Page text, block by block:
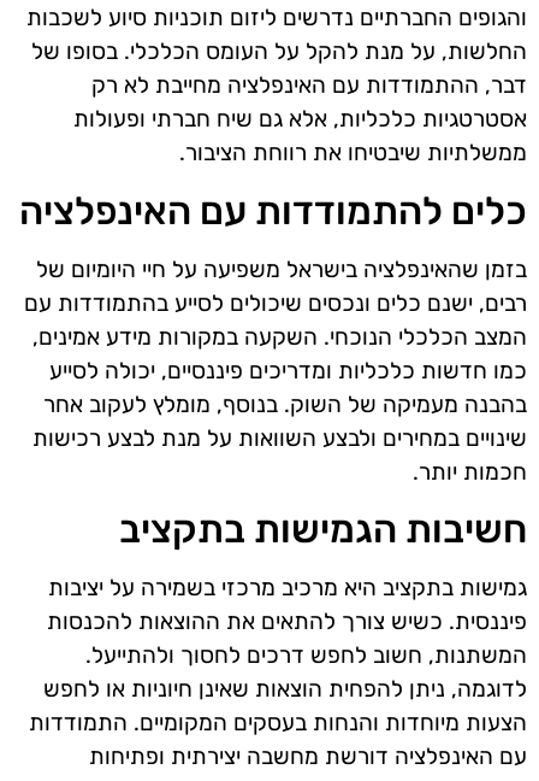
והגופים החברתיים נדרשים ליזום תוכניות סיוע לשכבות
החלשות, על מנת להקל על העומס הכלכלי. בסופו של
דבר, ההתמודדות עם האינפלציה מחייבת לא רק
אסטרטגיות כלכליות, אלא גם שיח חברתי ופעולות
ממשלתיות שיבטיחו את רווחת הציבור.
כלים להתמודדות עם האינפלציה
בזמן שהאינפלציה בישראל משפיעה על חיי היומיום של
רבים, ישנם כלים ונכסים שיכולים לסייע בהתמודדות עם
המצב הכלכלי הנוכחי. השקעה במקורות מידע אמינים,
כמו חדשות כלכליות ומדריכים פיננסיים, יכולה לסייע
בהבנה מעמיקה של השוק. בנוסף, מומלץ לעקוב אחר
שינויים במחירים ולבצע השוואות על מנת לבצע רכישות
חכמות יותר.
חשיבות הגמישות בתקציב
גמישות בתקציב היא מרכיב מרכזי בשמירה על יציבות
פיננסית. כשיש צורך להתאים את ההוצאות להכנסות
המשתנות, חשוב לחפש דרכים לחסוך ולהתייעל.
לדוגמה, ניתן להפחית הוצאות שאינן חיוניות או לחפש
הצעות מיוחדות והנחות בעסקים המקומיים. התמודדות
עם האינפלציה דורשת מחשבה יצירתית ופתיחות